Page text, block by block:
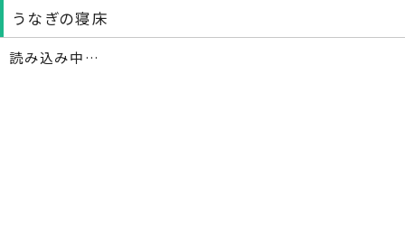
うなぎの寝床
読み込み中…